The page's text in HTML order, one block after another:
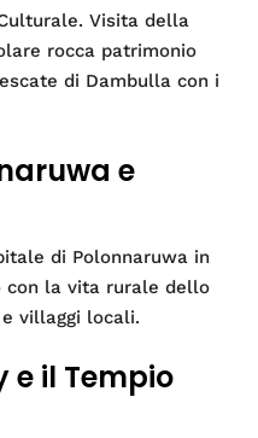
Visita della
rocca patrimonio
di Dambulla con i
e
di Polonnaruwa in
con la vita rurale dello
villaggi locali.
e il Tempio